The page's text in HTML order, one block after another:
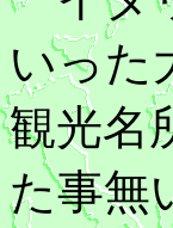
いった
観光名
た事無